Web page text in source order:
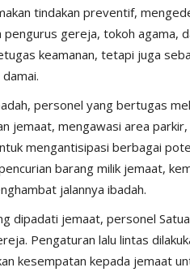
tindakan preventif,
pengurus gereja, tokoh agama,
keamanan, tetapi juga
personel yang bertugas
jemaat, mengawasi area
mengantisipasi berbagai
barang milik jemaat,
jalannya ibadah.
dipadati jemaat, personel
Pengaturan lalu lintas
kesempatan kepada jemaat